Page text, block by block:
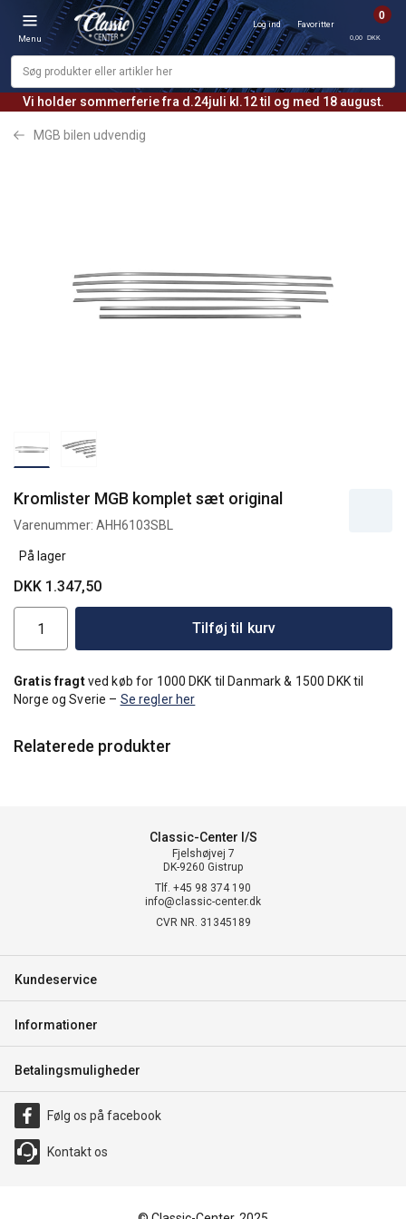
Vi holder sommerferie fra d.24juli kl.12 til og med 18 august.
Menu
Log ind Favoritter
0
0,00 DKK
MGB bilen udvendig
Kromlister MGB komplet sæt original
Varenummer: AHH6103SBL
På lager
DKK 1.347,50
Tilføj til kurv
Gratis fragtved køb for 1000 DKK til Danmark & 1500 DKK til
Norge og Sverie – Se regler her
Relaterede produkter
Classic-Center I/S
Fjelshøjvej 7
DK-9260 Gistrup
Tlf. +45 98 374 190
info@classic-center.dk
CVR NR. 31345189
Kundeservice
Informationer
Betalingsmuligheder
Følg os på facebook
Kontakt os